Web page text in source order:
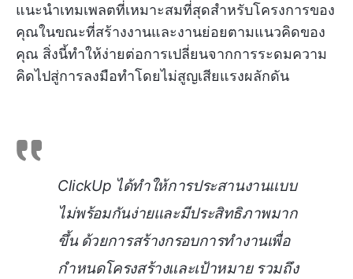
แนะนำเทมเพลตที่เหมาะสมที่สุดสำหรับโครงการของ
คุณในขณะที่สร้างงานและงานย่อยตามแนวคิดของ
คุณ สิ่งนี้ทำให้ง่ายต่อการเปลี่ยนจากการระดมความ
คิดไปสู่การลงมือทำโดยไม่สูญเสียแรงผลักดัน
ClickUp ได้ทำให้การประสานงานแบบ
ไม่พร้อมกันง่ายและมีประสิทธิภาพมาก
ขึ้น ด้วยการสร้างกรอบการทำงานเพื่อ
กำหนดโครงสร้างและเป้าหมาย รวมถึง